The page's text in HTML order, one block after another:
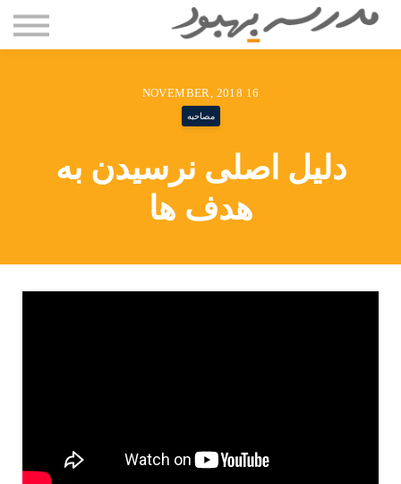
مقاله ها
دوره ها
تماس با ما 16 NOVEMBER, 2018
مصاحبه
دلیل اصلی نرسیدن به
هدف ها